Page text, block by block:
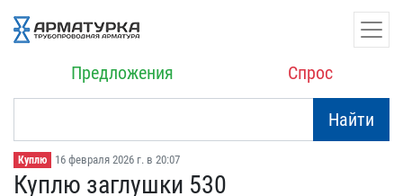
Предложения Спрос
Найти
Куплю 16 февраля 2026 г. в 20:07
Куплю заглушки 530